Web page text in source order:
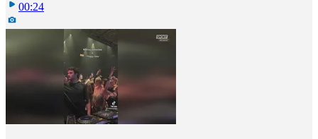
00:24